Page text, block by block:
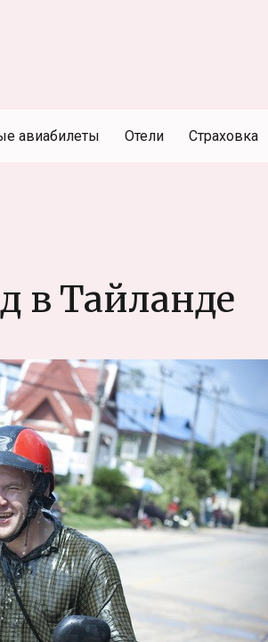
авиабилеты Отели Страховка
в Тайланде